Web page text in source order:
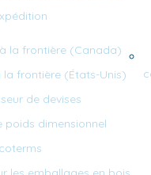
la frontière (Canada)
la frontière (États-Unis)
de devises
poids dimensionnel